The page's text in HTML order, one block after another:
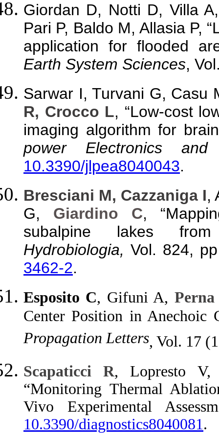
Giordan D, Notti D, Villa
Pari P, Baldo M, Allasia P,
application for flooded
Earth System Sciences,
Sarwar I, Turvani G, Casu
R, Crocco L, “Low-cost
imaging algorithm for
power Electronics and
10.3390/jlpea8040043.
Bresciani M, Cazzaniga I,
G, Giardino C,
subalpine lakes from
Hydrobiologia, Vol. 824,
3462-2.
Esposito C, Gifuni A, Perna
Center Position in Anechoic
Propagation Letters, Vol. 17
Scapaticci R, Lopresto
“Monitoring Thermal
Vivo Experimental
10.3390/diagnostics8040081 .